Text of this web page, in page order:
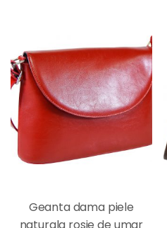
Geanta dama piele
naturala rosie de umar